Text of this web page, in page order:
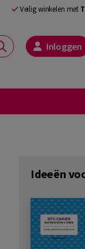
Veilig winkelen met
Inloggen
Ideeën